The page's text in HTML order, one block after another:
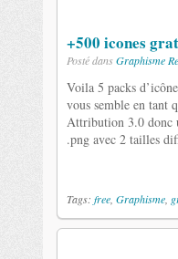
+500 icones
Posté dansGraphisme
Voila 5 packs
vous semble en tant
Attribution 3.0 donc
.png avec 2 tailles
Tags: free Graphisme